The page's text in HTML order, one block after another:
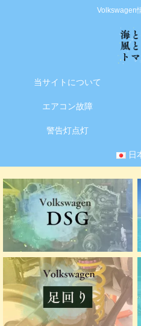
Volkswagen
当サイトについて
エアコン故障
警告灯点灯
日